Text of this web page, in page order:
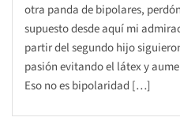
otra panda de bipolares,
supuesto desde aquí mi
partir del segundo hijo
pasión evitando el látex y
Eso no es bipolaridad […]